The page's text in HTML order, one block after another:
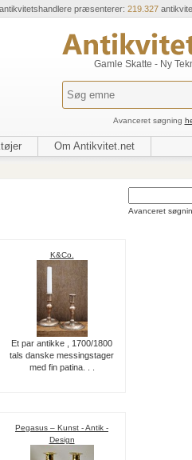
antikvitetshandlere præsenterer: 219.327
Gamle Skatte - Ny
Avanceret søgning
Om Antikvitet.net
Avanceret
K&Co.
Et par antikke , 1700/1800
tals danske messingstager
med fin patina. . .
Pegasus – Kunst - Antik -
Design